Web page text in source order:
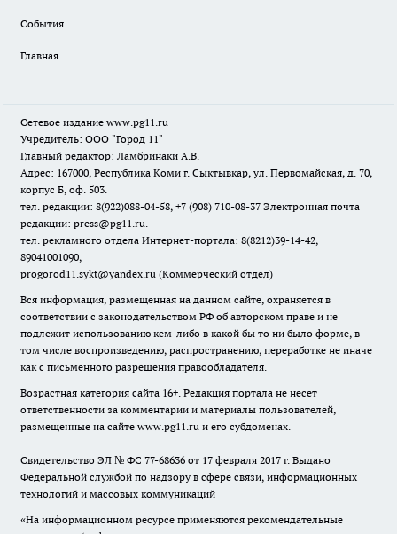
События
Главная
Сетевое издание www.pg11.ru
Учредитель: ООО "Город 11"
Главный редактор: Ламбринаки А.В.
Адрес: 167000, Республика Коми г. Сыктывкар, ул. Первомайская, д. 70,
корпус Б, оф. 503.
тел. редакции: 8(922)088-04-58, +7 (908) 710-08-37 Электронная почта
редакции: press@pg11.ru.
тел. рекламного отдела Интернет-портала: 8(8212)39-14-42,
89041001090,
progorod11.sykt@yandex.ru (Коммерческий отдел)
Вся информация, размещенная на данном сайте, охраняется в
соответствии с законодательством РФ об авторском праве и не
подлежит использованию кем-либо в какой бы то ни было форме, в
том числе воспроизведению, распространению, переработке не иначе
как с письменного разрешения правообладателя.
Возрастная категория сайта 16+. Редакция портала не несет
ответственности за комментарии и материалы пользователей,
размещенные на сайте www.pg11.ru и его субдоменах.
Свидетельство ЭЛ № ФС 77-68636 от 17 февраля 2017 г. Выдано
Федеральной службой по надзору в сфере связи, информационных
технологий и массовых коммуникаций
«На информационном ресурсе применяются рекомендательные